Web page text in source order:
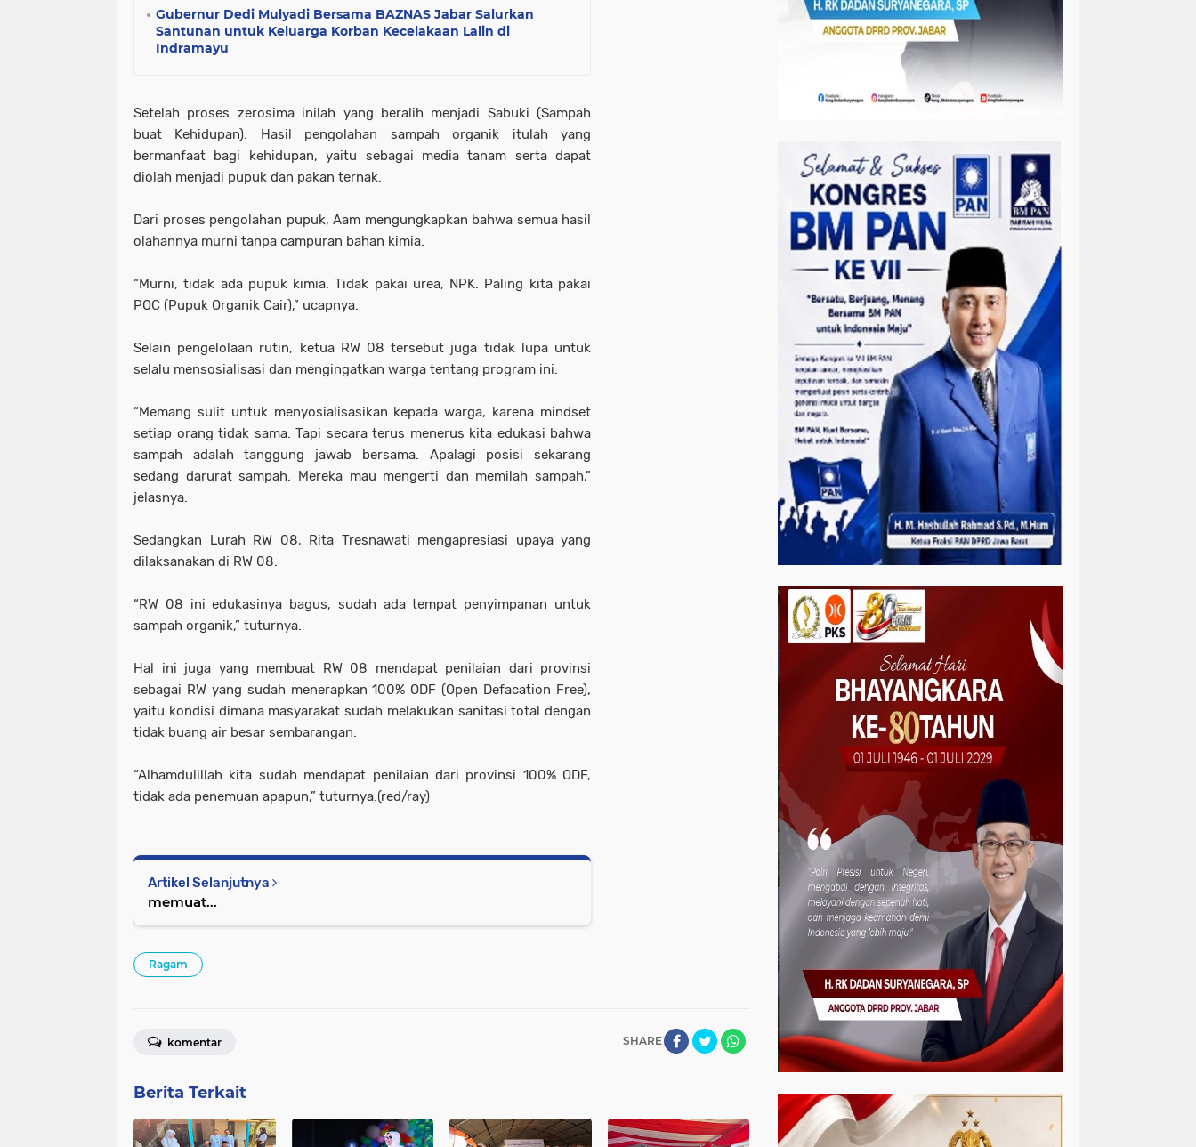
Gubernur Dedi Mulyadi Bersama BAZNAS Jabar Salurkan
Santunan untuk Keluarga Korban Kecelakaan Lalin di
Indramayu
Setelah proses zerosima inilah yang beralih menjadi Sabuki (Sampah
buat Kehidupan). Hasil pengolahan sampah organik itulah yang
bermanfaat bagi kehidupan, yaitu sebagai media tanam serta dapat
diolah menjadi pupuk dan pakan ternak.
Dari proses pengolahan pupuk, Aam mengungkapkan bahwa semua hasil
olahannya murni tanpa campuran bahan kimia.
“Murni, tidak ada pupuk kimia. Tidak pakai urea, NPK. Paling kita pakai
POC (Pupuk Organik Cair),” ucapnya.
Selain pengelolaan rutin, ketua RW 08 tersebut juga tidak lupa untuk
selalu mensosialisasi dan mengingatkan warga tentang program ini.
“Memang sulit untuk menyosialisasikan kepada warga, karena mindset
setiap orang tidak sama. Tapi secara terus menerus kita edukasi bahwa
sampah adalah tanggung jawab bersama. Apalagi posisi sekarang
sedang darurat sampah. Mereka mau mengerti dan memilah sampah,”
jelasnya.
Sedangkan Lurah RW 08, Rita Tresnawati mengapresiasi upaya yang
dilaksanakan di RW 08.
“RW 08 ini edukasinya bagus, sudah ada tempat penyimpanan untuk
sampah organik,” tuturnya.
Hal ini juga yang membuat RW 08 mendapat penilaian dari provinsi
sebagai RW yang sudah menerapkan 100% ODF (Open Defacation Free),
yaitu kondisi dimana masyarakat sudah melakukan sanitasi total dengan
tidak buang air besar sembarangan.
“Alhamdulillah kita sudah mendapat penilaian dari provinsi 100% ODF,
tidak ada penemuan apapun,” tuturnya.(red/ray)
Artikel Selanjutnya
memuat...
Ragam
SHARE
komentar
Berita Terkait